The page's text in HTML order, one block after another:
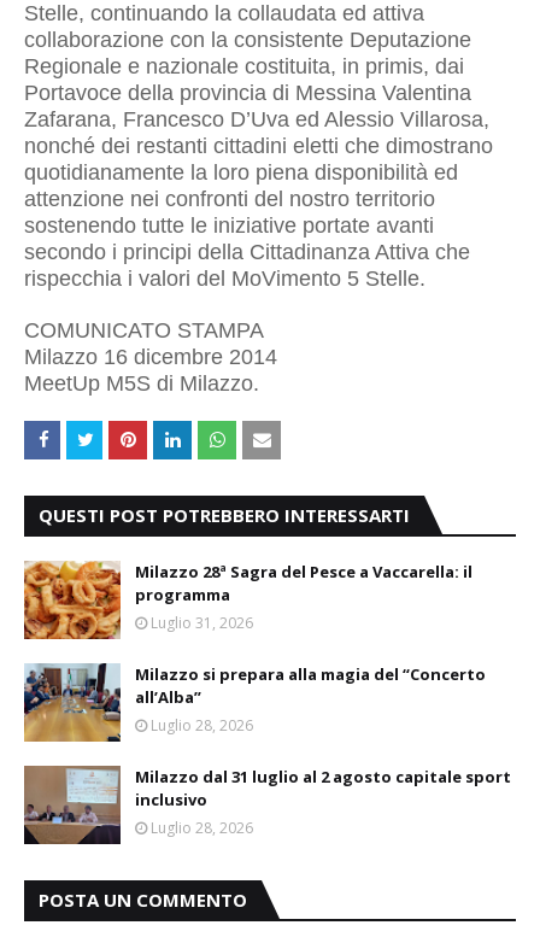
Stelle, continuando la collaudata ed attiva
collaborazione con la consistente Deputazione
Regionale e nazionale costituita, in primis, dai
Portavoce della provincia di Messina Valentina
Zafarana, Francesco D’Uva ed Alessio Villarosa,
nonché dei restanti cittadini eletti che dimostrano
quotidianamente la loro piena disponibilità ed
attenzione nei confronti del nostro territorio
sostenendo tutte le iniziative portate avanti
secondo i principi della Cittadinanza Attiva che
rispecchia i valori del MoVimento 5 Stelle.
COMUNICATO STAMPA
Milazzo 16 dicembre 2014
MeetUp M5S di Milazzo.
QUESTI POST POTREBBERO INTERESSARTI
Milazzo 28ª Sagra del Pesce a Vaccarella: il
programma
Luglio 31, 2026
Milazzo si prepara alla magia del “Concerto
all’Alba”
Luglio 28, 2026
Milazzo dal 31 luglio al 2 agosto capitale sport
inclusivo
Luglio 28, 2026
POSTA UN COMMENTO